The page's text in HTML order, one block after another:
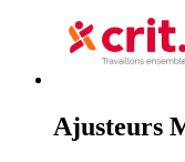
Ajusteurs